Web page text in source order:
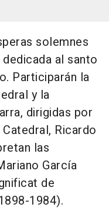
solemnes
al santo
Participarán la
y la
dirigidas por
Ricardo
las
García
de
1984).